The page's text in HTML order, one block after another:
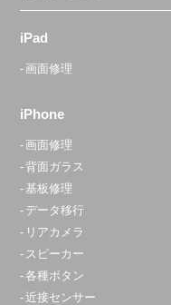
iPad
画面修理
iPhone
画面修理
背面ガラス
基板修理
データ移行
リアカメラ
スピーカー
各種ボタン
近接センサー